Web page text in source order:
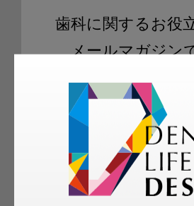
歯科に関するお役
メールマガジン
ご登録いただいた職種（
科衛生士、歯科技工士）
容のメールマガジンをお